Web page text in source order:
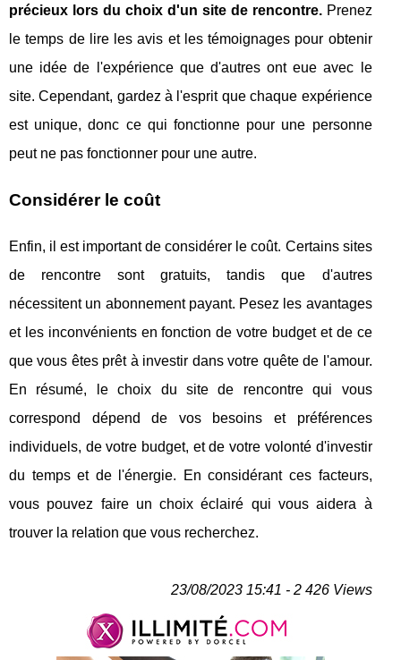
précieux lors du choix d'un site de rencontre.Prenez
le temps de lire les avis et les témoignages pour obtenir
une idée de l'expérience que d'autres ont eue avec le
site. Cependant, gardez à l'esprit que chaque expérience
est unique, donc ce qui fonctionne pour une personne
peut ne pas fonctionner pour une autre.
Considérer le coût
Enfin, il est important de considérer le coût. Certains sites
de rencontre sont gratuits, tandis que d'autres
nécessitent un abonnement payant. Pesez les avantages
et les inconvénients en fonction de votre budget et de ce
que vous êtes prêt à investir dans votre quête de l'amour.
En résumé, le choix du site de rencontre qui vous
correspond dépend de vos besoins et préférences
individuels, de votre budget, et de votre volonté d'investir
du temps et de l'énergie. En considérant ces facteurs,
vous pouvez faire un choix éclairé qui vous aidera à
trouver la relation que vous recherchez.
23/08/2023 15:41 - 2 426 Views